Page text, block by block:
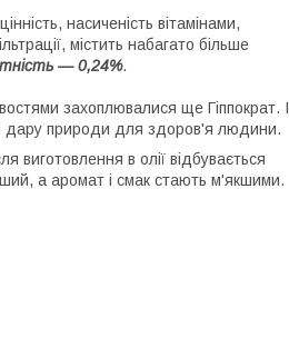
насиченість вітамінами,
містить набагато більше
— 0,24%.
захоплювалися ще Гіппократ. І
дару природи для здоров'я людини.
виготовлення в олії відбувається
а аромат і смак стають м'якшими.